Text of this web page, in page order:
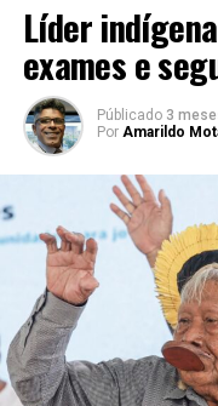
Líder
exames e
Públicado 3
Por Amarildo